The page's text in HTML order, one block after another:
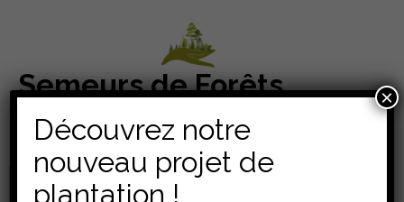
(Pressez
Semeurs de Forêts
Des forêts sanctuaires partout en France – Association
d'Intérêt Général
Soutenez-nous !
Découvrez notre
nouveau projet de
plantation !
×